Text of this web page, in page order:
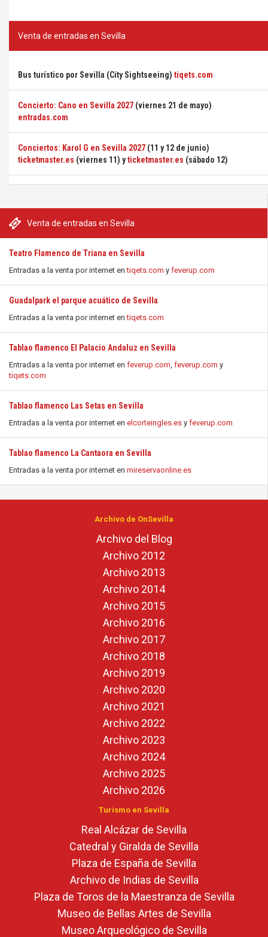
Venta de entradas en Sevilla
Teatro Flamenco de Triana en Sevilla
Entradas a la venta por internet entiqets.com y feverup.com
Guadalpark el parque acuático de Sevilla
Entradas a la venta por internet entiqets.com
Tablao flamenco El Palacio Andaluz en Sevilla
Entradas a la venta por internet en feverup.com, feverup.com y
tiqets.com
Tablao flamenco Las Setas en Sevilla
Entradas a la venta por internet en elcorteingles.es y feverup.com
Tablao flamenco La Cantaora en Sevilla
Entradas a la venta por internet en mireservaonline.es
Venta de entradas en Sevilla
Bus turístico por Sevilla (City Sightseeing) tiqets.com
Concierto: Cano en Sevilla 2027 (viernes 21 de mayo)
entradas.com
Conciertos: Karol G en Sevilla 2027 (11 y 12 de junio)
ticketmaster.es (viernes 11) yticketmaster.es (sábado 12)
Archivo de OnSevilla
Archivo del Blog
Archivo 2012
Archivo 2013
Archivo 2014
Archivo 2015
Archivo 2016
Archivo 2017
Archivo 2018
Archivo 2019
Archivo 2020
Archivo 2021
Archivo 2022
Archivo 2023
Archivo 2024
Archivo 2025
Archivo 2026
Turismo en Sevilla
Real Alcázar de Sevilla
Catedral y Giralda de Sevilla
Plaza de España de Sevilla
Archivo de Indias de Sevilla
Plaza de Toros de la Maestranza de Sevilla
Museo de Bellas Artes de Sevilla
Museo Arqueológico de Sevilla